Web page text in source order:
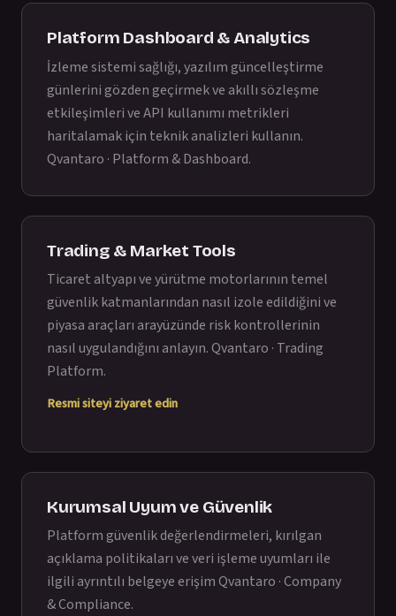
Platform Dashboard & Analytics
İzleme sistemi sağlığı, yazılım güncelleştirme
günlerini gözden geçirmek ve akıllı sözleşme
etkileşimleri ve API kullanımı metrikleri
haritalamak için teknik analizleri kullanın.
Qvantaro · Platform & Dashboard.
Trading & Market Tools
Ticaret altyapı ve yürütme motorlarının temel
güvenlik katmanlarından nasıl izole edildiğini ve
piyasa araçları arayüzünde risk kontrollerinin
nasıl uygulandığını anlayın.Qvantaro · Trading
Platform.
Resmi siteyi ziyaret edin
Kurumsal Uyum ve Güvenlik
Platform güvenlik değerlendirmeleri, kırılgan
açıklama politikaları ve veri işleme uyumları ile
ilgili ayrıntılı belgeye erişimQvantaro · Company
& Compliance.